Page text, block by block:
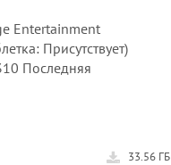
Entertainment
Присутствует)
Последняя
33.56 ГБ